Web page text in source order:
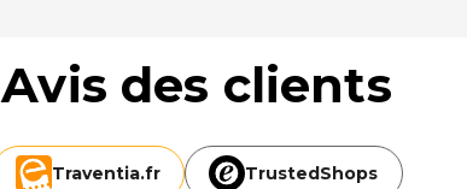
Avis des clients
Traventia.fr TrustedShops